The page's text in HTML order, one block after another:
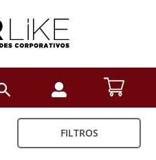
FILTROS